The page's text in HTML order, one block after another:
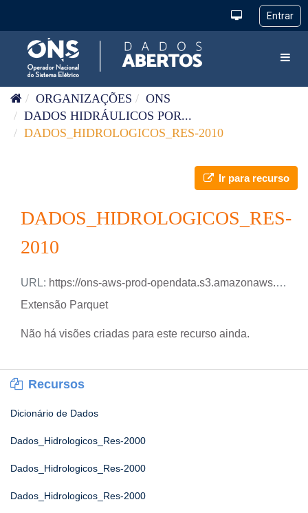
ORGANIZAÇÕES
ONS
DADOS HIDRÁULICOS POR...
DADOS_HIDROLOGICOS_RES-2010
Ir para recurso
DADOS_HIDROLOGICOS_RES-
2010
URL: https://ons-aws-prod-opendata.s3.amazonaws.com/dataset/dados_hidrologicos_di/DADOS_HIDROLOGICOS_RES_2010.parquet
Extensão Parquet
Não há visões criadas para este recurso ainda.
Recursos
Dicionário de Dados
Dados_Hidrologicos_Res-2000
Dados_Hidrologicos_Res-2000
Dados_Hidrologicos_Res-2000